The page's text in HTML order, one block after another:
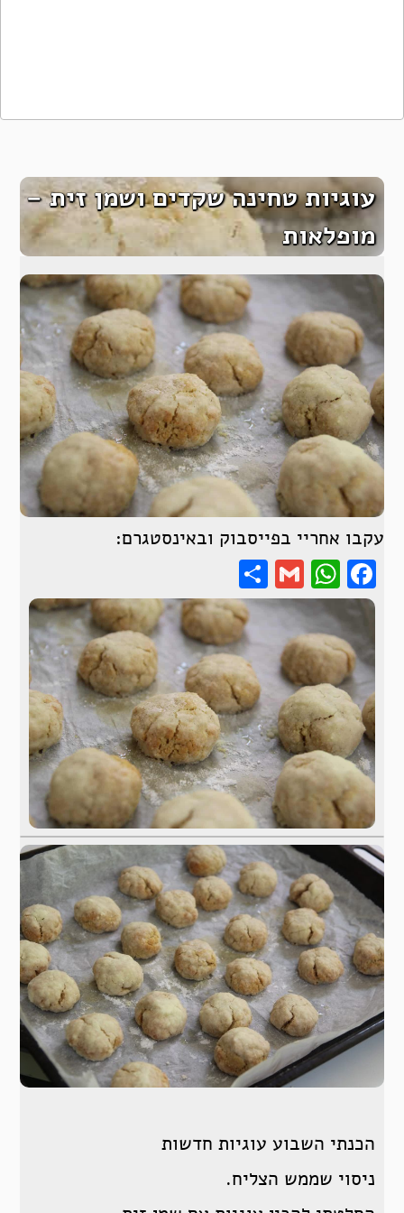
עוגיות טחינה שקדים ושמן זית –
מופלאות
עקבו אחריי בפייסבוק ובאינסטגרם:
Facebook
WhatsApp
Gmail
הכנתי השבוע עוגיות חדשות
ניסוי שממש הצליח.